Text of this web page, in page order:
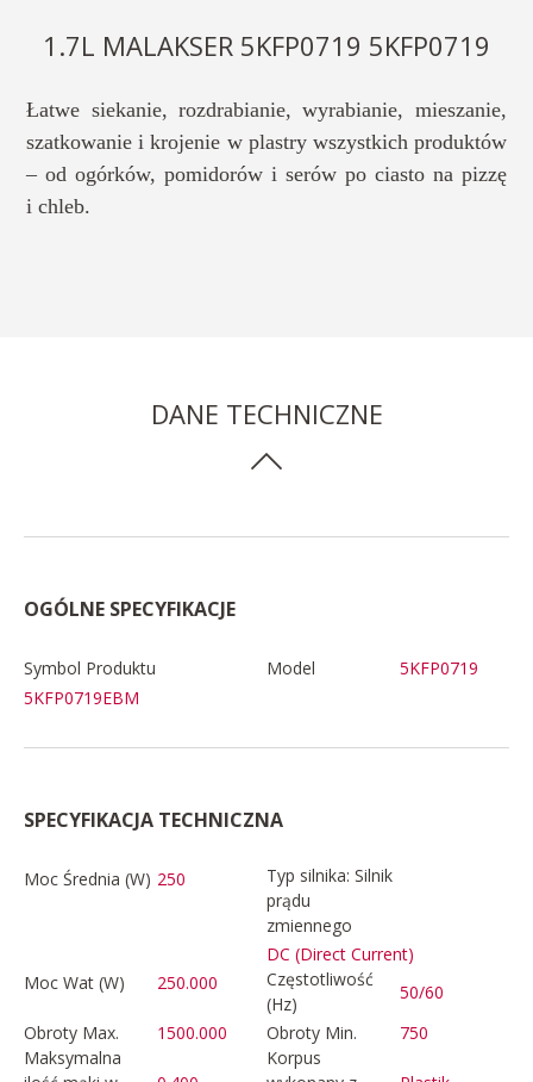
1.7L MALAKSER 5KFP0719 5KFP0719
Łatwe siekanie, rozdrabianie, wyrabianie, mieszanie,
szatkowanie i krojenie w plastry wszystkich produktów
– od ogórków, pomidorów i serów po ciasto na pizzę
i chleb.
DANE TECHNICZNE
OGÓLNE SPECYFIKACJE
Symbol Produktu
5KFP0719EBM
Model 5KFP0719
SPECYFIKACJA TECHNICZNA
Moc Średnia (W) 250
Typ silnika: Silnik
prądu
zmiennego
DC (Direct Current)
Moc Wat (W)
250.000
Częstotliwość
(Hz)
50/60
Obroty Max.
1500.000 Obroty Min.
750
Maksymalna
Korpus